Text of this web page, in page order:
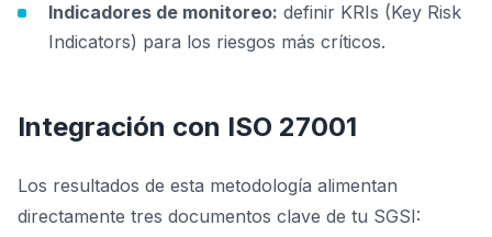
Indicadores de monitoreo: definir KRIs (Key Risk
Indicators) para los riesgos más críticos.
Integración con ISO 27001
Los resultados de esta metodología alimentan
directamente tres documentos clave de tu SGSI: